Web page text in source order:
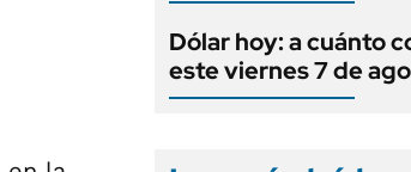
Dólar hoy: a cuánto
este viernes 7 de